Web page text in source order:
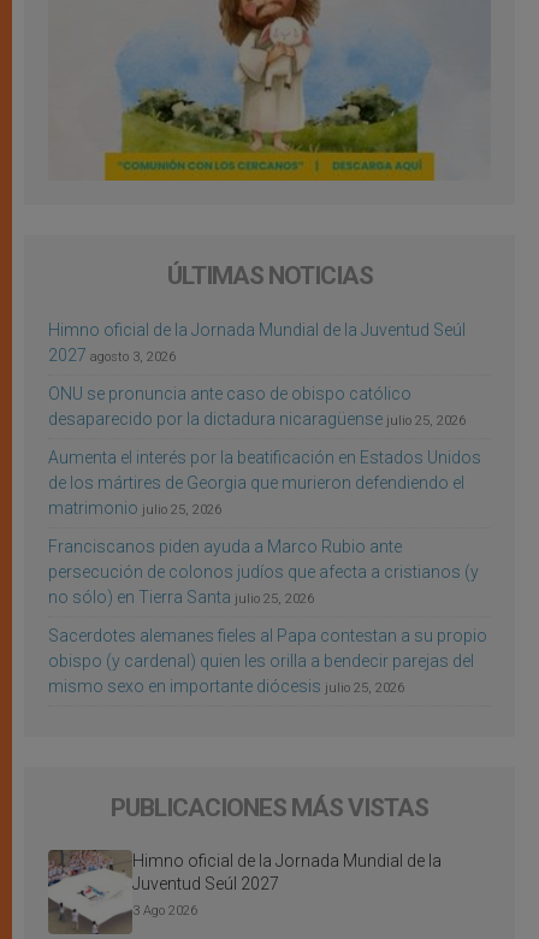
ÚLTIMAS NOTICIAS
Himno oficial de la Jornada Mundial de la Juventud Seúl
2027 agosto 3, 2026
ONU se pronuncia ante caso de obispo católico
desaparecido por la dictadura nicaragüense julio 25, 2026
Aumenta el interés por la beatificación en Estados Unidos
de los mártires de Georgia que murieron defendiendo el
matrimonio julio 25, 2026
Franciscanos piden ayuda a Marco Rubio ante
persecución de colonos judíos que afecta a cristianos (y
no sólo) en Tierra Santa julio 25, 2026
Sacerdotes alemanes fieles al Papa contestan a su propio
obispo (y cardenal) quien les orilla a bendecir parejas del
mismo sexo en importante diócesis julio 25, 2026
PUBLICACIONES MÁS VISTAS
Himno oficial de la Jornada Mundial de la
Juventud Seúl 2027
3 Ago 2026